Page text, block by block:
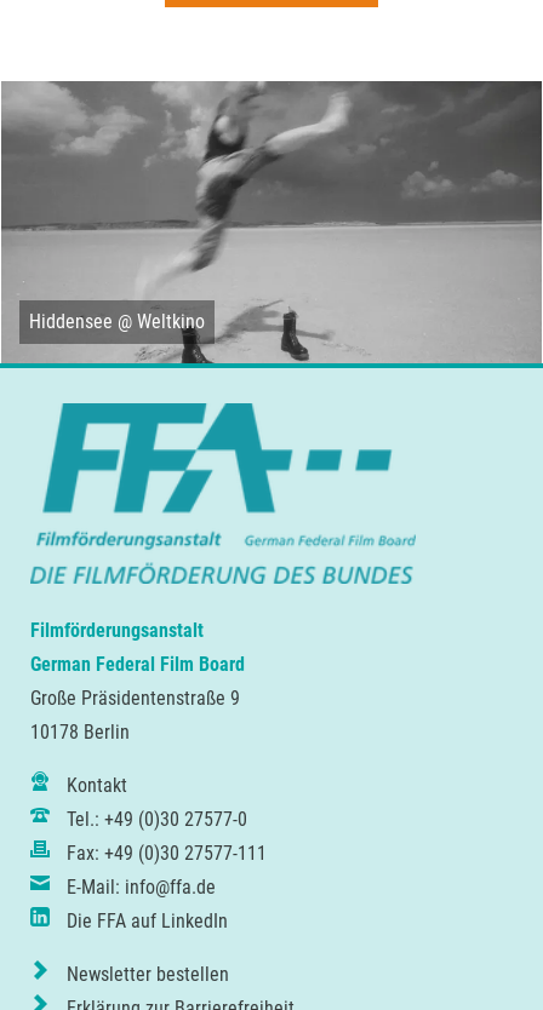
Hiddensee @ Weltkino
Filmförderungsanstalt
German Federal Film Board
Große Präsidentenstraße 9
10178 Berlin
Kontakt
Tel.: +49 (0)30 27577-0
Fax: +49 (0)30 27577-111
E-Mail: info@ffa.de
Die FFA auf LinkedIn
Newsletter bestellen